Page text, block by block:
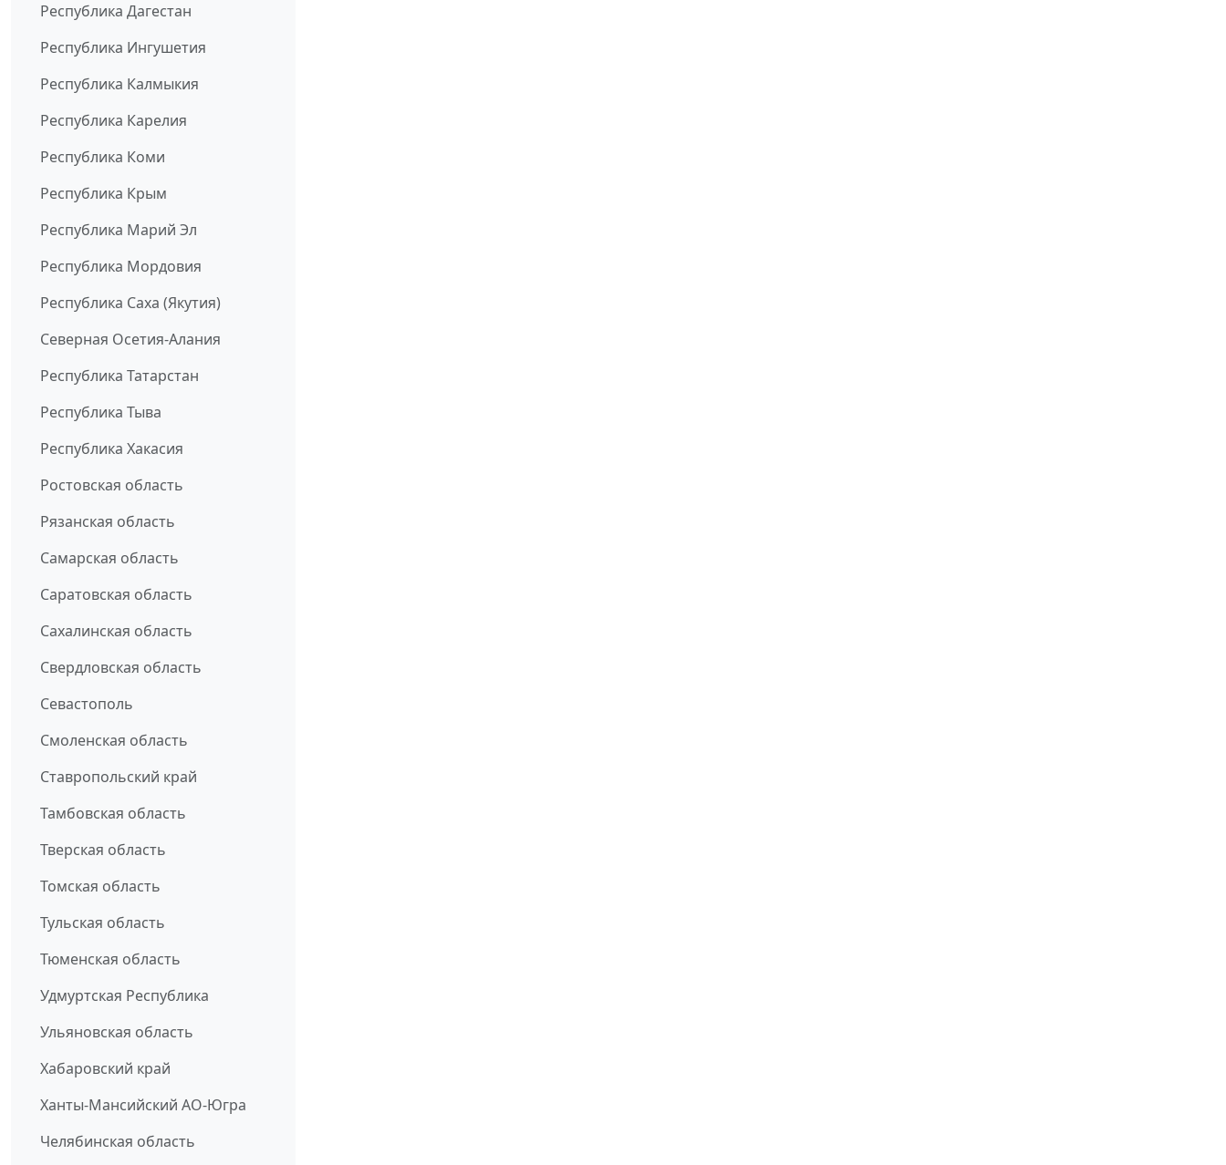
Республика Дагестан
Республика Ингушетия
Республика Калмыкия
Республика Карелия
Республика Коми
Республика Крым
Республика Марий Эл
Республика Мордовия
Республика Саха (Якутия)
Северная Осетия-Алания
Республика Татарстан
Республика Тыва
Республика Хакасия
Ростовская область
Рязанская область
Самарская область
Саратовская область
Сахалинская область
Свердловская область
Севастополь
Смоленская область
Ставропольский край
Тамбовская область
Тверская область
Томская область
Тульская область
Тюменская область
Удмуртская Республика
Ульяновская область
Хабаровский край
Ханты-Мансийский АО-Югра
Челябинская область